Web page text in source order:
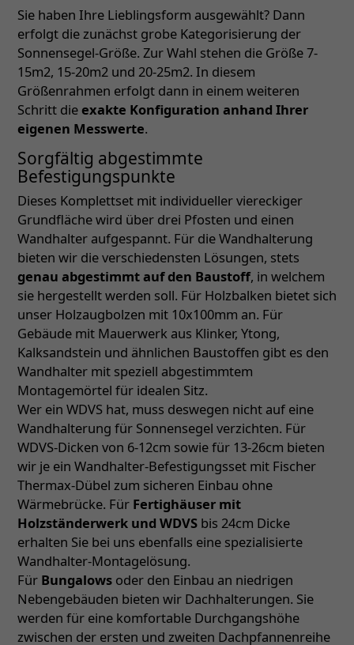
Sie haben Ihre Lieblingsform ausgewählt? Dann
erfolgt die zunächst grobe Kategorisierung der
Sonnensegel-Größe. Zur Wahl stehen die Größe 7-
15m2, 15-20m2 und 20-25m2. In diesem
Größenrahmen erfolgt dann in einem weiteren
Schritt die exakte Konfiguration anhand Ihrer
eigenen Messwerte.
Sorgfältig abgestimmte
Befestigungspunkte
Dieses Komplettset mit individueller viereckiger
Grundfläche wird über drei Pfosten und einen
Wandhalter aufgespannt. Für die Wandhalterung
bieten wir die verschiedensten Lösungen, stets
genau abgestimmt auf den Baustoff, in welchem
sie hergestellt werden soll. Für Holzbalken bietet sich
unser Holzaugbolzen mit 10x100mm an. Für
Gebäude mit Mauerwerk aus Klinker, Ytong,
Kalksandstein und ähnlichen Baustoffen gibt es den
Wandhalter mit speziell abgestimmtem
Montagemörtel für idealen Sitz.
Wer ein WDVS hat, muss deswegen nicht auf eine
Wandhalterung für Sonnensegel verzichten. Für
WDVS-Dicken von 6-12cm sowie für 13-26cm bieten
wir je ein Wandhalter-Befestigungsset mit Fischer
Thermax-Dübel zum sicheren Einbau ohne
Wärmebrücke. Für Fertighäuser mit
Holzständerwerk und WDVS bis 24cm Dicke
erhalten Sie bei uns ebenfalls eine spezialisierte
Wandhalter-Montagelösung.
Für Bungalows oder den Einbau an niedrigen
Nebengebäuden bieten wir Dachhalterungen. Sie
werden für eine komfortable Durchgangshöhe
zwischen der ersten und zweiten Dachpfannenreihe